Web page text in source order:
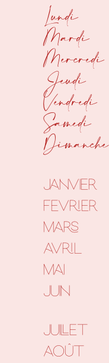
Lundi
Mardi
Mercredi
Jeudi
Vendredi
Samedi
Dimanche
Janvier
FEVRIER
MARS
AVRIL
MAI
JUIN
JUILLET
AOÛT